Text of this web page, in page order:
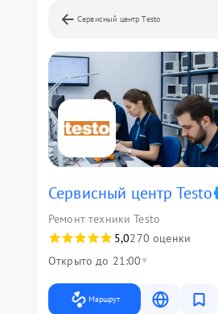
Сервисный центр Testo
Сервисный центр Testo
Ремонт техники Testo
5,0270 оценки
Открыто до 21:00
Маршрут